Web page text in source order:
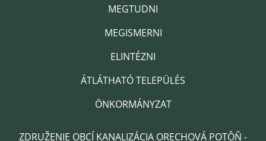
MEGTUDNI
MEGISMERNI
ELINTÉZNI
ÁTLÁTHATÓ TELEPÜLÉS
ÖNKORMÁNYZAT
ZDRUŽENIE OBCÍ KANALIZÁCIA ORECHOVÁ POTÔŇ -